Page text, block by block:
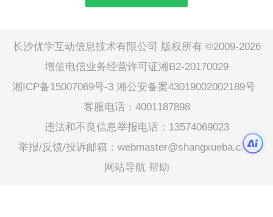
长沙优学互动信息技术有限公司 版权所有 ©2009-2026
增值电信业务经营许可证湘B2-20170029
湘ICP备15007069号-3 湘公安备案43019002002189号
客服电话：4001187898
违法和不良信息举报电话：13574069023
举报/反馈/投诉邮箱：webmaster@shangxueba.com
网站导航 帮助